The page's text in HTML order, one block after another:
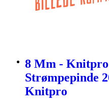
8 Mm - Knitpro
Strømpepinde
Knitpro